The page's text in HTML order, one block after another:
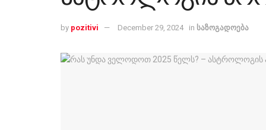
by pozitivi December 29, 2024 in საზოგადოება